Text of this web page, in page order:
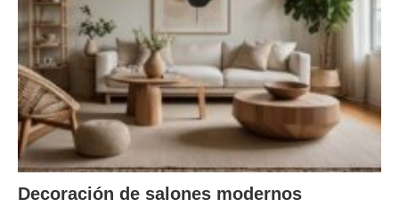
Decoración de salones modernos